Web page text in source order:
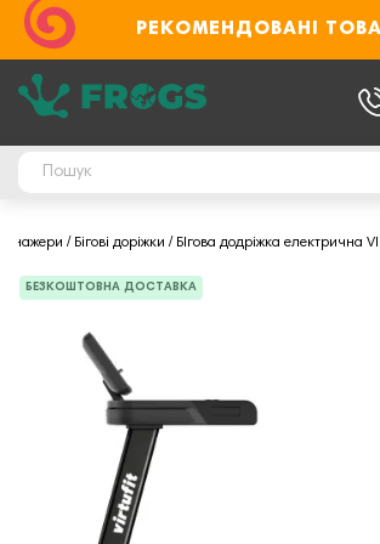
РЕКОМЕНДОВАНІ
Бігові доріжки БІгова додріжка електрична
БЕЗКОШТОВНА ДОСТАВКА